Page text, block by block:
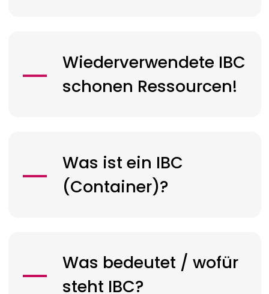
Wiederverwendete IBC
schonen Ressourcen!
Was ist ein IBC
(Container)?
Was bedeutet / wofür
steht IBC?